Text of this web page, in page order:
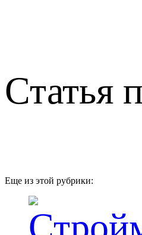
Статья
Еще из этой рубрики: